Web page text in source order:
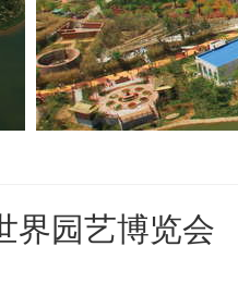
界园艺博览会